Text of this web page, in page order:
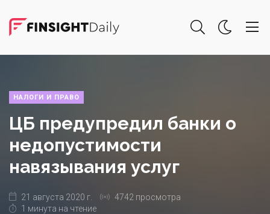
НАЛОГИ И ПРАВО
ЦБ предупредил банки о
недопустимости
навязывания услуг
21 августа 2020 г.
4742 просмотра
1 минута на чтение